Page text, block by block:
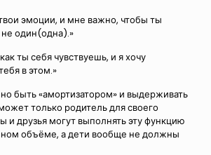
эмоции, и мне важно, чтобы ты
один(одна).»
ты себя чувствуешь, и я хочу
в этом.»
быть «амортизатором» и выдерживать
только родитель для своего
и друзья могут выполнять эту функцию
объёме, а дети вообще не должны